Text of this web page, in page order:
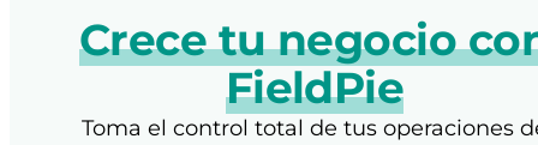
Crece tu negocio
FieldPie
Toma el control total de tus operaciones